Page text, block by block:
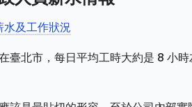
水及工作狀況
臺北市，每日平均工時大約是 8 小